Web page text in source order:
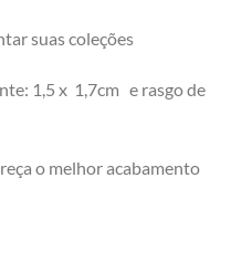
suas coleções
1,5 x 1,7cm e rasgo de
o melhor acabamento